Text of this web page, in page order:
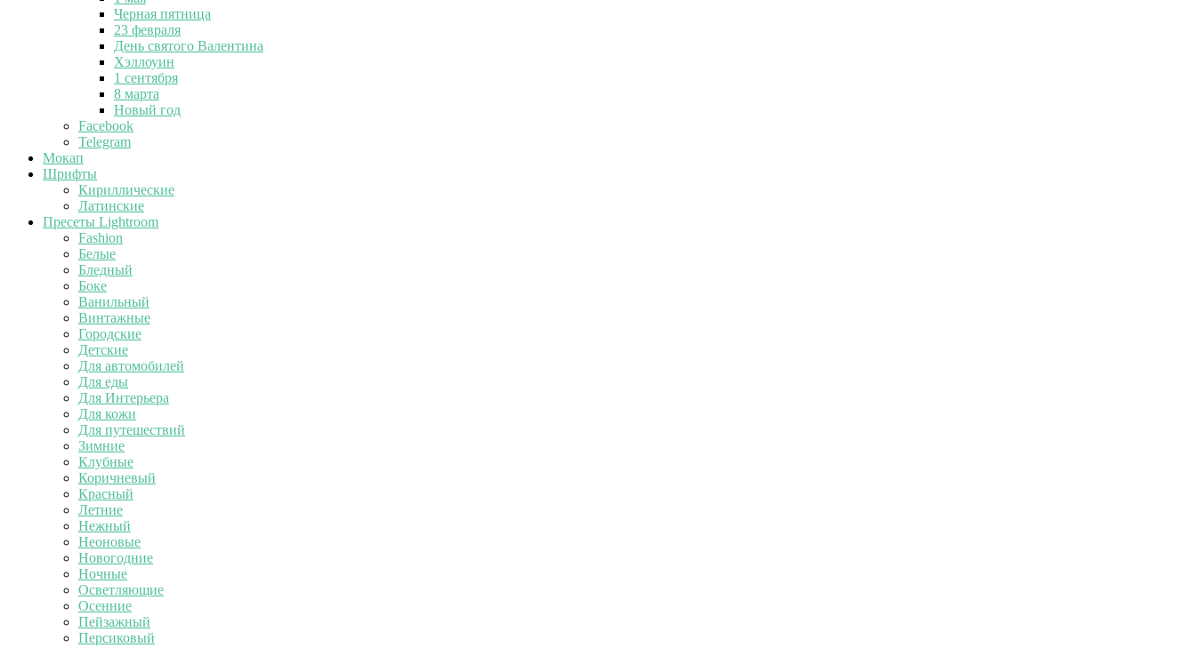
Черная пятница
23 февраля
День святого Валентина
Хэллоуин
1 сентября
8 марта
Новый год
Facebook
Telegram
Мокап
Шрифты
Кириллические
Латинские
Пресеты Lightroom
Fashion
Белые
Бледный
Боке
Ванильный
Винтажные
Городские
Детские
Для автомобилей
Для еды
Для Интерьера
Для кожи
Для путешествий
Зимние
Клубные
Коричневый
Красный
Летние
Нежный
Неоновые
Новогодние
Ночные
Осветляющие
Осенние
Пейзажный
Персиковый